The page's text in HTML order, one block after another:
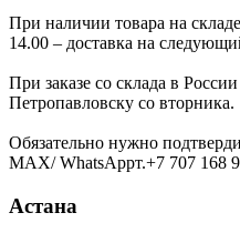
При наличии товара на
14.00 – доставка на
При заказе со склада в
Петропавловску со вторника.
Обязательно нужно
МАХ/ WhatsAppт.+7 707 168
Астана